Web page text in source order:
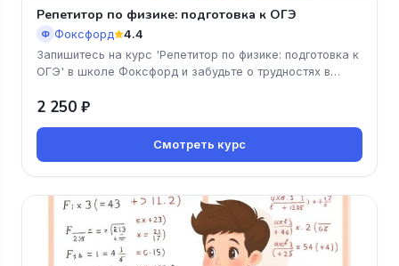
Репетитор по физике: подготовка к ОГЭ
Ф Фоксфорд 4.4
Запишитесь на курс 'Репетитор по физике: подготовка к
ОГЭ' в школе Фоксфорд и забудьте о трудностях в
2 250 ₽
Смотреть курс